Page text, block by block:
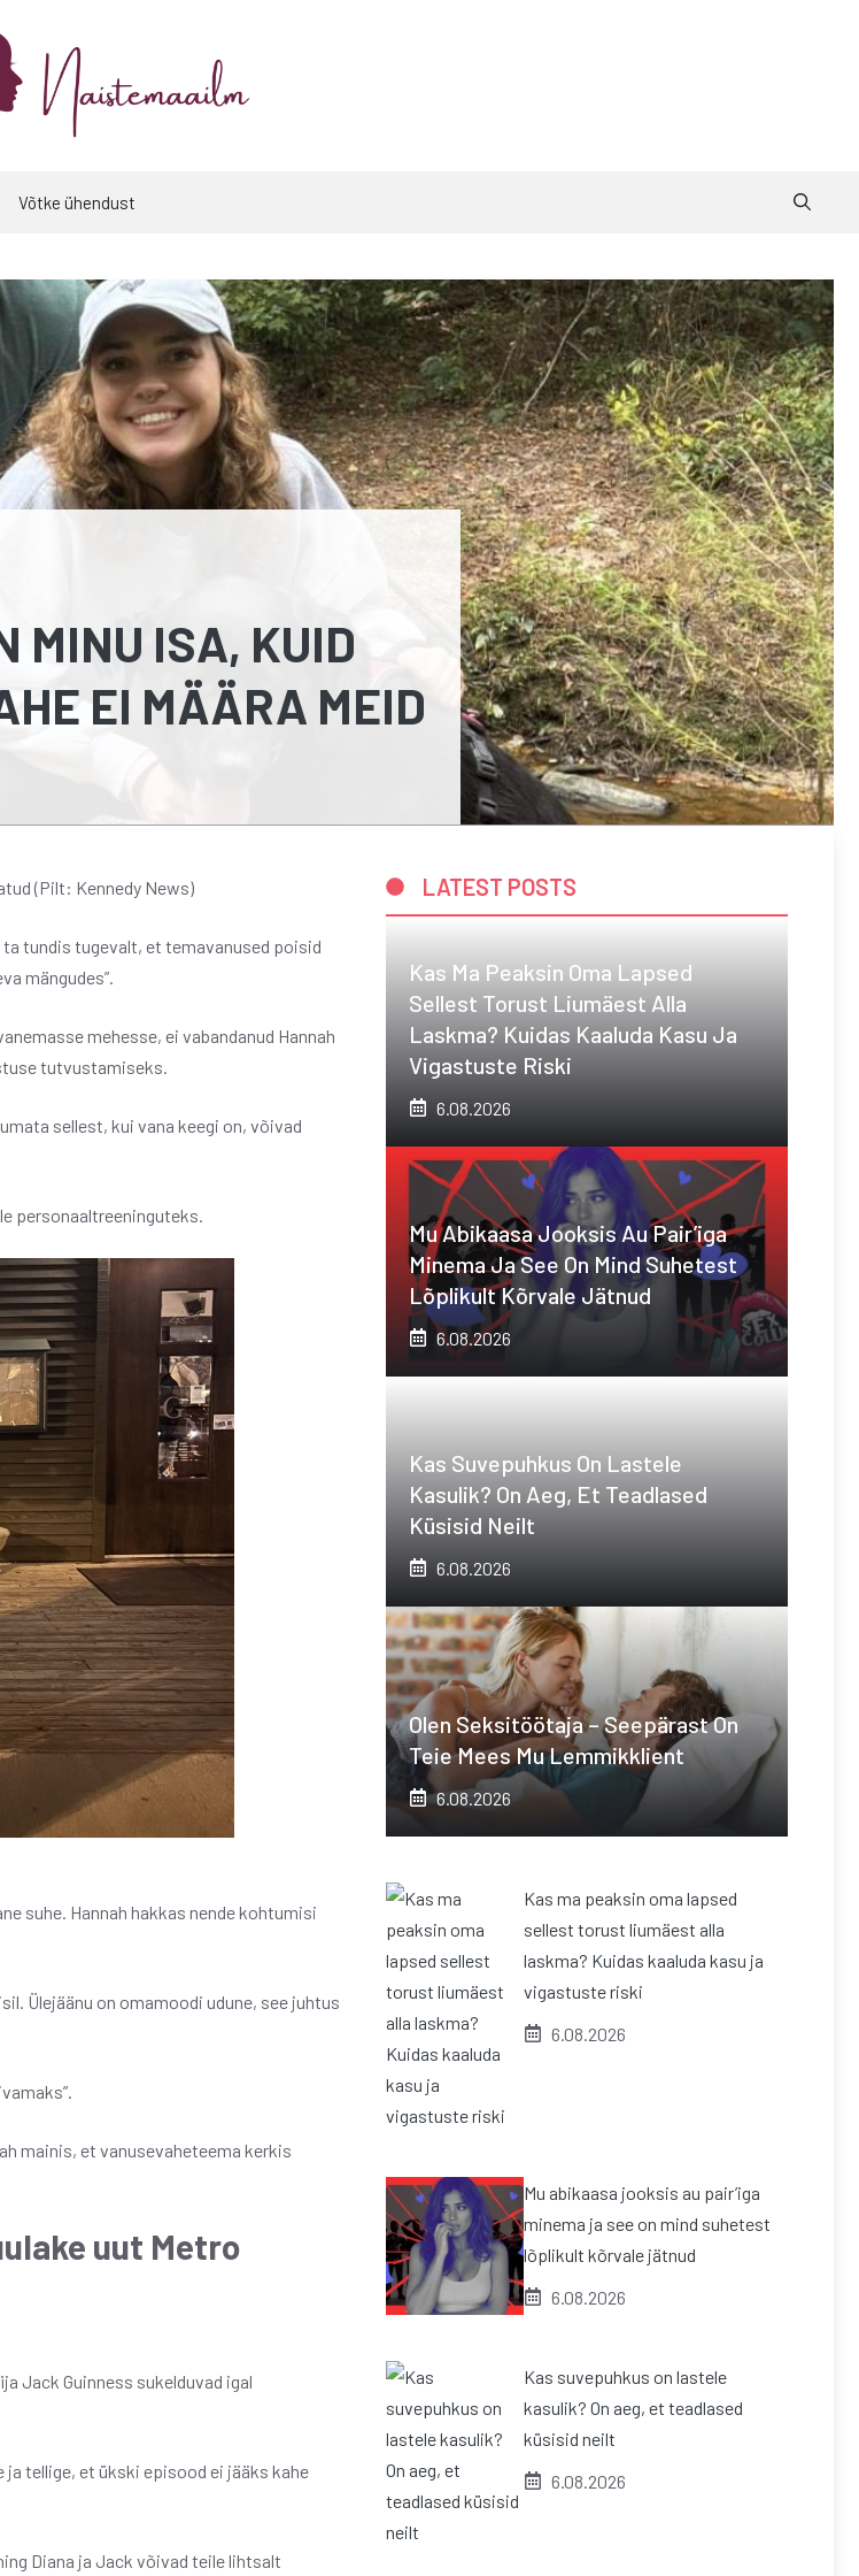
Võtke ühendust
MINU ISA, KUID
EI MÄÄRA MEID
(Pilt: Kennedy News)
tundis tugevalt, et temavanused poisid
mängudes”.
mehesse, ei vabandanud Hannah
tutvustamiseks.
sellest, kui vana keegi on, võivad
personaaltreeninguteks.
suhe. Hannah hakkas nende kohtumisi
Ülejäänu on omamoodi udune, see juhtus
mainis, et vanusevaheteema kerkis
uut Metro
Jack Guinness sukelduvad igal
ja tellige, et ükski episood ei jääks kahe
Diana ja Jack võivad teile lihtsalt
LATEST POSTS
Kas Ma Peaksin Oma Lapsed
Sellest Torust Liumäest Alla
Laskma? Kuidas Kaaluda Kasu Ja
Vigastuste Riski
6.08.2026
Mu Abikaasa Jooksis Au Pair’iga
Minema Ja See On Mind Suhetest
Lõplikult Kõrvale Jätnud
6.08.2026
Kas Suvepuhkus On Lastele
Kasulik? On Aeg, Et Teadlased
Küsisid Neilt
6.08.2026
Olen Seksitöötaja – Seepärast On
Teie Mees Mu Lemmikklient
6.08.2026
Kas ma peaksin oma lapsed
sellest torust liumäest alla
laskma? Kuidas kaaluda kasu ja
vigastuste riski
6.08.2026
Mu abikaasa jooksis au pair’iga
minema ja see on mind suhetest
lõplikult kõrvale jätnud
6.08.2026
Kas suvepuhkus on lastele
kasulik? On aeg, et teadlased
küsisid neilt
6.08.2026